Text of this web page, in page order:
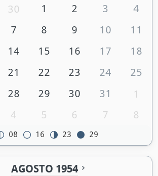
30 1 2 3
4
7 8 9 10
11
14 15 16 17
18
21 22 23 24
25
28 29 30 31
1
4 5 6 7 8
08 16 23 29
AGOSTO 1954